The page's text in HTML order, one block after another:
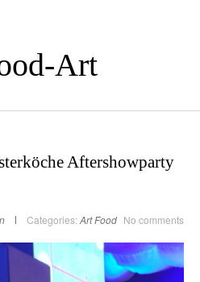
Art
Aftershowparty
Categories: ArtFood No comments